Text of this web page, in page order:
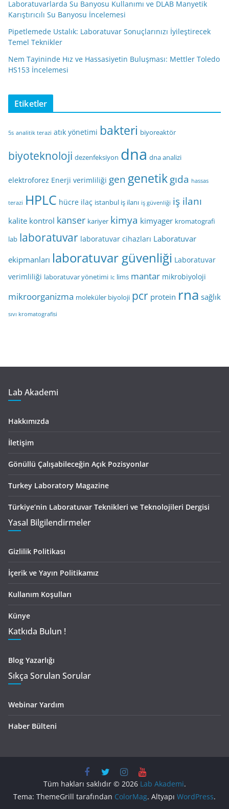
Laboratuvarlarda Su Banyosu Kullanımı ve DLAB Manyetik
Karıştırıcılı Su Banyosu İncelemesi
Pipetlemede Ustalık: Laboratuvar Sonuçlarınızı İyileştirecek
Temel Teknikler
Nem Tayininde Hız ve Hassasiyetin Buluşması: Mettler Toledo
HS153 İncelemesi
Etiketler
5s analitik terazi atık yönetimi bakteri biyoreaktör
biyoteknoloji dezenfeksiyon dna dna analizi
elektroforez Enerji verimliliği gen genetikgıda hassas
terazi HPLC hücre ilaç istanbul iş ilanı iş güvenliği iş ilanı
kalite kontrol kanser kariyer kimya kimyager kromatografi
lab laboratuvar laboratuvar cihazları Laboratuvar
ekipmanları laboratuvar güvenliği Laboratuvar
verimliliği laboratuvar yönetimi lc lims mantar mikrobiyoloji
mikroorganizma moleküler biyoloji pcr protein rna sağlık
sıvı kromatografisi
Lab Akademi
Hakkımızda
İletişim
Gönüllü Çalışabileceğin Açık Pozisyonlar
Turkey Laboratory Magazine
Türkiye’nin Laboratuvar Teknikleri ve Teknolojileri Dergisi
Yasal Bilgilendirmeler
Gizlilik Politikası
İçerik ve Yayın Politikamız
Kullanım Koşulları
Künye
Katkıda Bulun !
Blog Yazarlığı
Sıkça Sorulan Sorular
Webinar Yardım
Haber Bülteni
Tüm hakları saklıdır © 2026 Lab Akademi.
Tema: ThemeGrill tarafından ColorMag. Altyapı WordPress.